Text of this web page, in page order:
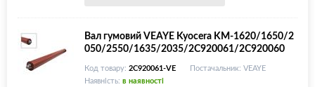
Вал гумовий VEAYE Kyocera KM-1620/1650/2
050/2550/1635/2035/2C920061/2C920060
Код товару: 2C920061-VE
Постачальник: VEAYE
Наявність: в наявності